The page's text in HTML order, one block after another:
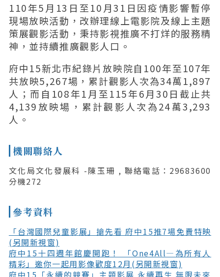
110年5月13日至10月31日因疫情影響暫停
現場放映活動，改辦理線上電影院及線上主題
策展觀影活動，秉持影視推廣不打烊的服務精
神，並持續推廣觀影人口。
府中15新北市紀錄片放映院自100年至107年
共放映5,267場，累計觀影人次為34萬1,897
人；而自108年1月至115年6月30日截止共
4,139放映場，累計觀影人次為24萬3,293
人。
機關聯絡人
文化局文化發展科 -陳玉珊 , 聯絡電話：29683600
分機272
參考資料
「台灣國際兒童影展」搶先看 府中15推7場免費特映
(另開新視窗)
府中15十四週年館慶開跑！ 「One4All—為所有人
精彩」邀你一起用影像歡度12月(另開新視窗)
府中15「永續的競賽」主題影展 永續再生 無限未來